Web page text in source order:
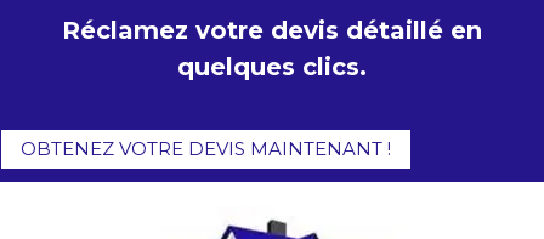
Réclamez votre devis détaillé en
quelques clics.
OBTENEZ VOTRE DEVIS MAINTENANT !